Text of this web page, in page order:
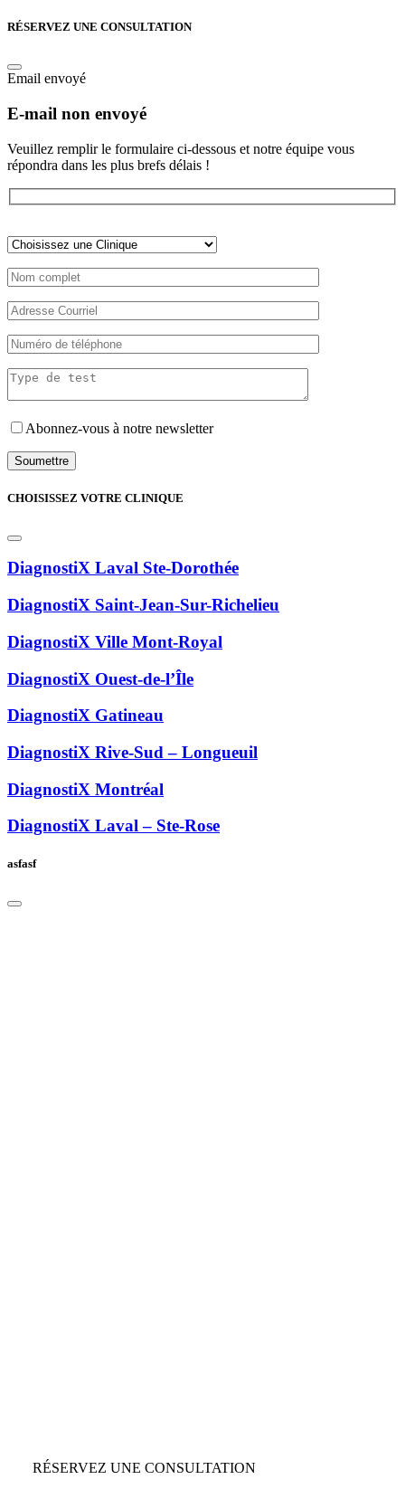
RÉSERVEZ UNE CONSULTATION
Email envoyé
E-mail non envoyé
Veuillez remplir le formulaire ci-dessous et notre équipe vous
répondra dans les plus brefs délais !
laisser
champ
Abonnez-vous à notre newsletter
CHOISISSEZ VOTRE CLINIQUE
DiagnostiX Laval Ste-Dorothée
DiagnostiX Saint-Jean-Sur-Richelieu
DiagnostiX Ville Mont-Royal
DiagnostiX Ouest-de-l’Île
DiagnostiX Gatineau
DiagnostiX Rive-Sud – Longueuil
DiagnostiX Montréal
DiagnostiX Laval – Ste-Rose
asfasf
RÉSERVEZ UNE CONSULTATION